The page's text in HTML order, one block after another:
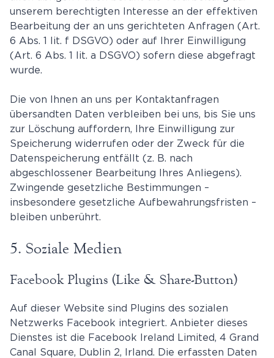
unserem berechtigten Interesse an der effektiven
Bearbeitung der an uns gerichteten Anfragen (Art.
6 Abs. 1 lit. f DSGVO) oder auf Ihrer Einwilligung
(Art. 6 Abs. 1 lit. a DSGVO) sofern diese abgefragt
wurde.
Die von Ihnen an uns per Kontaktanfragen
übersandten Daten verbleiben bei uns, bis Sie uns
zur Löschung auffordern, Ihre Einwilligung zur
Speicherung widerrufen oder der Zweck für die
Datenspeicherung entfällt (z. B. nach
abgeschlossener Bearbeitung Ihres Anliegens).
Zwingende gesetzliche Bestimmungen –
insbesondere gesetzliche Aufbewahrungsfristen –
bleiben unberührt.
5. Soziale Medien
Facebook Plugins (Like & Share-Button)
Auf dieser Website sind Plugins des sozialen
Netzwerks Facebook integriert. Anbieter dieses
Dienstes ist die Facebook Ireland Limited, 4 Grand
Canal Square, Dublin 2, Irland. Die erfassten Daten